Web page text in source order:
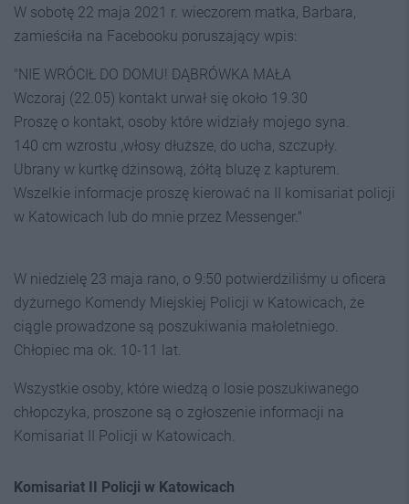
W sobotę 22 maja 2021 r. wieczorem matka, Barbara,
zamieściła na Facebooku poruszający wpis:
"NIE WRÓCIŁ DO DOMU! DĄBRÓWKA MAŁA
Wczoraj (22.05) kontakt urwał się około 19.30
Proszę o kontakt, osoby które widziały mojego syna.
140 cm wzrostu ,włosy dłuższe, do ucha, szczupły.
Ubrany w kurtkę dżinsową, żółtą bluzę z kapturem.
Wszelkie informacje proszę kierować na II komisariat policji
w Katowicach lub do mnie przez Messenger."
W niedzielę 23 maja rano, o 9:50 potwierdziliśmy u oficera
dyżurnego Komendy Miejskiej Policji w Katowicach, że
ciągle prowadzone są poszukiwania małoletniego.
Chłopiec ma ok. 10-11 lat.
Wszystkie osoby, które wiedzą o losie poszukiwanego
chłopczyka, proszone są o zgłoszenie informacji na
Komisariat II Policji w Katowicach.
Komisariat II Policji w Katowicach